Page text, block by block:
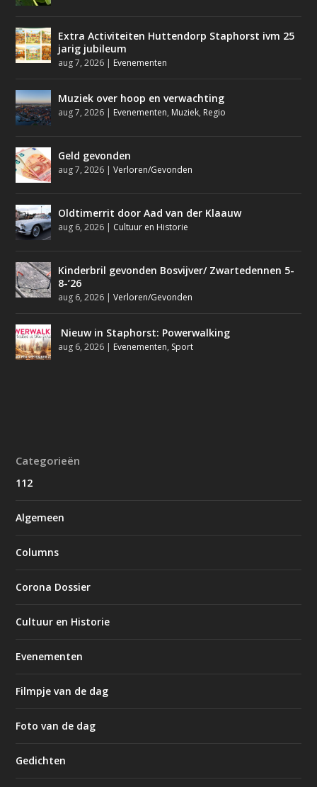
Extra Activiteiten Huttendorp Staphorst ivm 25
jarig jubileum
aug 7, 2026 | Evenementen
Muziek over hoop en verwachting
aug 7, 2026 | Evenementen, Muziek, Regio
Geld gevonden
aug 7, 2026 |Verloren/Gevonden
Oldtimerrit door Aad van der Klaauw
aug 6, 2026 | Cultuur en Historie
Kinderbril gevonden Bosvijver/ Zwartedennen 5-
8-’26
aug 6, 2026 |Verloren/Gevonden
Nieuw in Staphorst: Powerwalking
aug 6, 2026 | Evenementen, Sport
Categorieën
112
Algemeen
Columns
Corona Dossier
Cultuur en Historie
Evenementen
Filmpje van de dag
Foto van de dag
Gedichten